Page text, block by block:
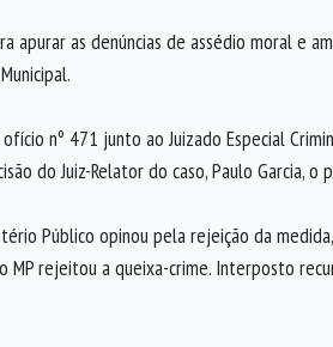
apurar as denúncias de assédio moral e
nº 471 junto ao Juizado Especial
do Juiz-Relator do caso, Paulo Garcia, o
Público opinou pela rejeição da
rejeitou a queixa-crime. Interposto